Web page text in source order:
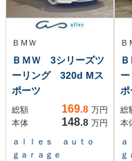
ＢＭＷ
ＢＭＷ 3シリーズツ
ーリング 320d Mス
ポーツ
総額 169.8 万円
本体
148.8 万円
ａｌｌｅｓ ａｕｔｏ
ｇａｒａｇｅ
Ｂ
ポ
総
本
ｇ